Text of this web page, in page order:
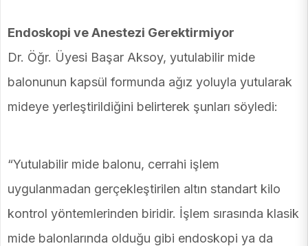
Endoskopi ve Anestezi Gerektirmiyor
Dr. Öğr. Üyesi Başar Aksoy, yutulabilir mide
balonunun kapsül formunda ağız yoluyla yutularak
mideye yerleştirildiğini belirterek şunları söyledi:
“Yutulabilir mide balonu, cerrahi işlem
uygulanmadan gerçekleştirilen altın standart kilo
kontrol yöntemlerinden biridir. İşlem sırasında klasik
mide balonlarında olduğu gibi endoskopi ya da